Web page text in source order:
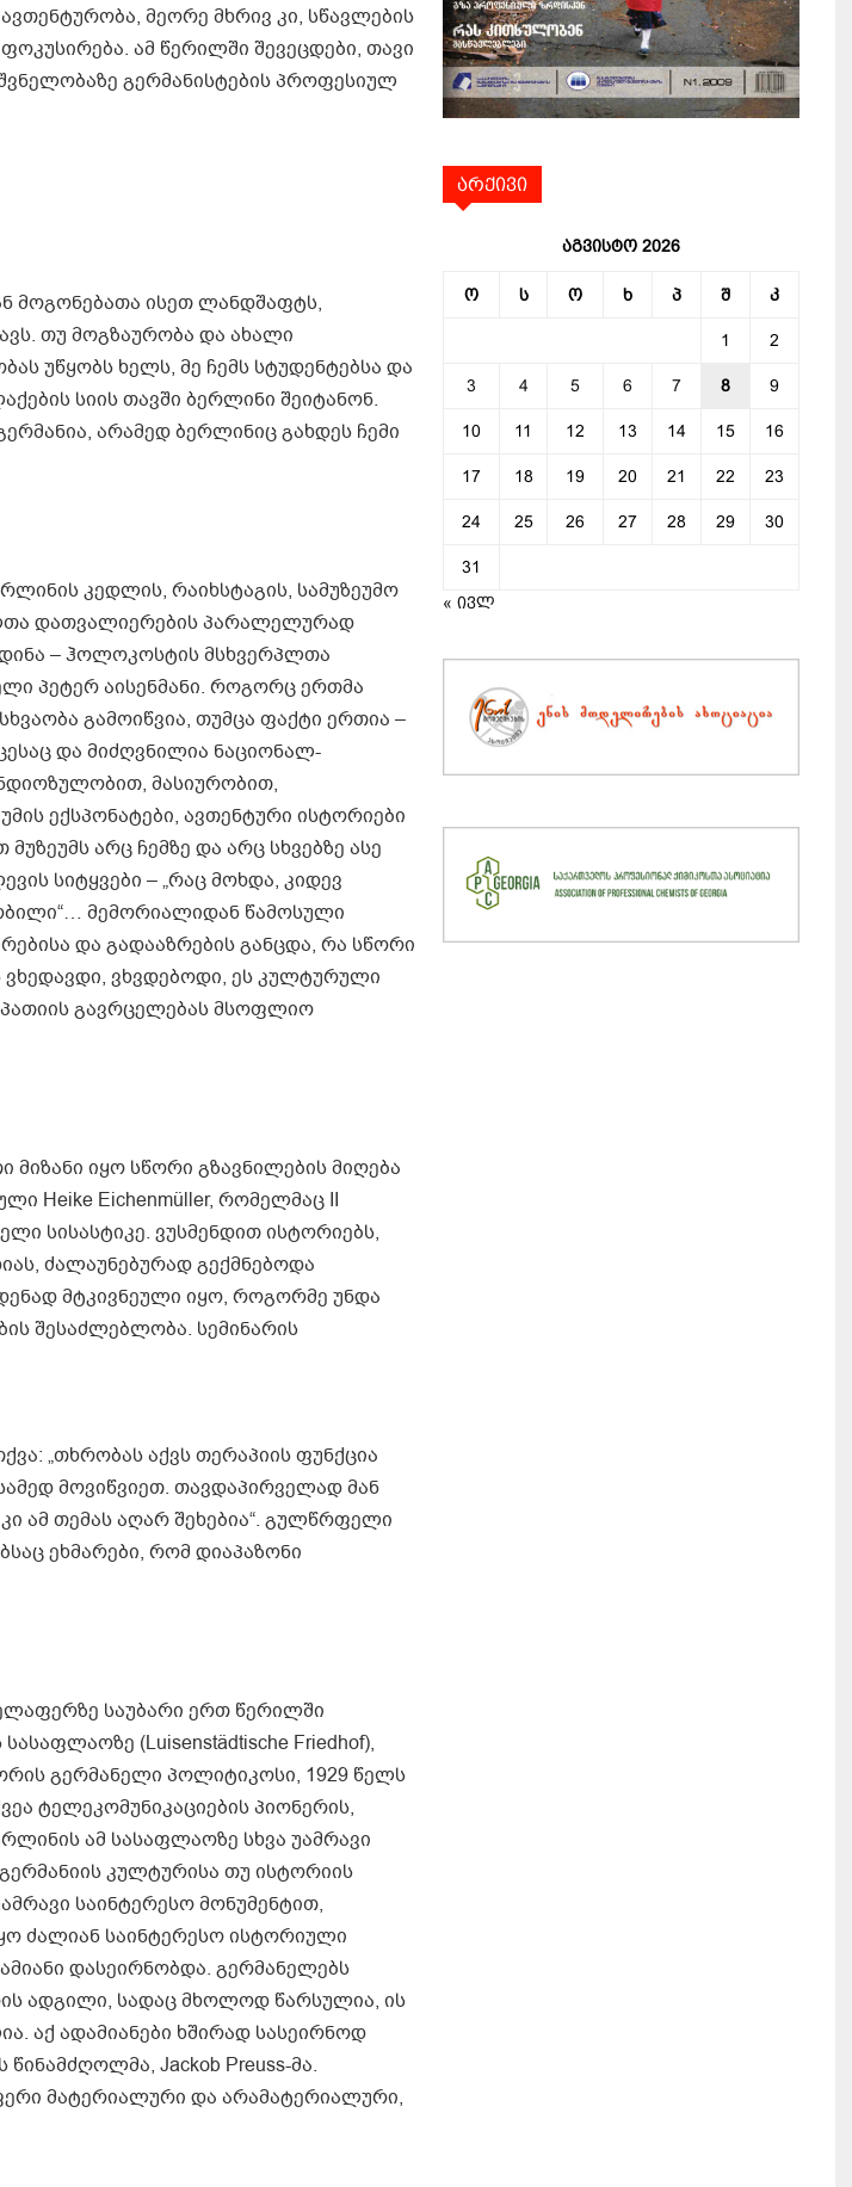
მეორე მხრივ კი, სწავლების
ამ წერილში შევეცდები, თავი
გერმანისტების პროფესიულ
მოგონებათა ისეთ ლანდშაფტს,
თუ მოგზაურობა და ახალი
უწყობს ხელს, მე ჩემს სტუდენტებსა და
სიის თავში ბერლინი შეიტანონ.
არამედ ბერლინიც გახდეს ჩემი
კედლის, რაიხსტაგის, სამუზეუმო
დათვალიერების პარალელურად
– ჰოლოკოსტის მსხვერპლთა
პეტერ აისენმანი. როგორც ერთმა
გამოიწვია, თუმცა ფაქტი ერთია –
და მიძღვნილია ნაციონალ-
მასიურობით,
ექსპონატები, ავთენტური ისტორიები
არც ჩემზე და არც სხვებზე ასე
სიტყვები – „რაც მოხდა, კიდევ
მემორიალიდან წამოსული
და გადააზრების განცდა, რა სწორი
ვხვდებოდი, ეს კულტურული
გავრცელებას მსოფლიო
იყო სწორი გზავნილების მიღება
Heike Eichenmüller, რომელმაც II
სისასტიკე. ვუსმენდით ისტორიებს,
ძალაუნებურად გექმნებოდა
მტკივნეული იყო, როგორმე უნდა
შესაძლებლობა. სემინარის
„თხრობას აქვს თერაპიის ფუნქცია
მოვიწვიეთ. თავდაპირველად მან
ამ თემას აღარ შეხებია“. გულწრფელი
ეხმარები, რომ დიაპაზონი
საუბარი ერთ წერილში
(Luisenstädtische Friedhof),
გერმანელი პოლიტიკოსი, 1929 წელს
ტელეკომუნიკაციების პიონერის,
ამ სასაფლაოზე სხვა უამრავი
კულტურისა თუ ისტორიის
საინტერესო მონუმენტით,
ძალიან საინტერესო ისტორიული
დასეირნობდა. გერმანელებს
ადგილი, სადაც მხოლოდ წარსულია, ის
აქ ადამიანები ხშირად სასეირნოდ
Jackob Preuss-მა.
მატერიალური და არამატერიალური,
არქივი
აგვისტო 2026
ო ს ო ხ პ შ კ
1 2
3 4 5 6 7 8 9
10 11 12 13 14 15 16
17 18 19 20 21 22 23
24 25 26 27 28 29 30
31
« ივლ